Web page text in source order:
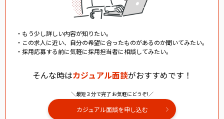
・もう少し詳しい内容が知りたい。
・この求人に近い、自分の希望に合ったものがあるのか聞いてみたい。
・採用応募する前に気軽に採用担当者に相談してみたい。
そんな時はカジュアル面談がおすすめです！
＼最短３分で完了 お気軽にどうぞ!／
カジュアル面談を申し込む